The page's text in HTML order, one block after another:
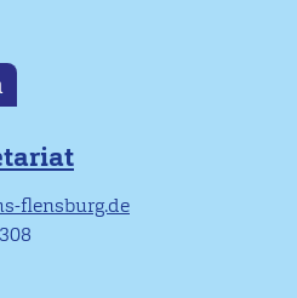
flensburg.de